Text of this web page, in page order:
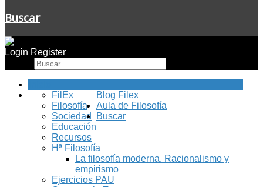
Buscar
Login Register
Blog Filex
FilEx
Filosofía
Sociedad
Educación
Recursos
Aula de Filosofía
Hª Filosofía
La filosofía moderna. Racionalismo y
empirismo
Ejercicios PAU
Buscar